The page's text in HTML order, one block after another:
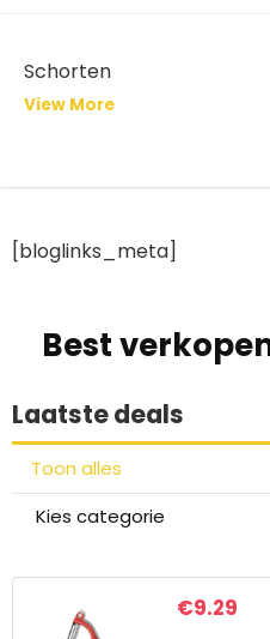
Schorten
View More
[bloglinks_meta]
Best
Laatste deals
Toon alles
Kies categorie
€9.29